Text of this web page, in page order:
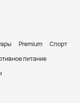
Premium
Спорт
питание